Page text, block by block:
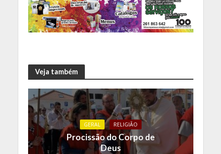
Veja também
GERAL RELIGIÃO
Procissão do Corpo de
Deus